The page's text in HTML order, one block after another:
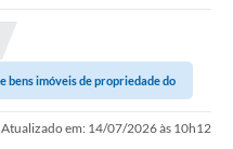
bens imóveis de propriedade do
Atualizado em: 14/07/2026 às 10h12